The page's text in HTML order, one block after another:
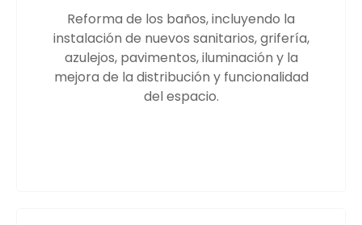
Reforma de los baños, incluyendo la
instalación de nuevos sanitarios, grifería,
azulejos, pavimentos, iluminación y la
mejora de la distribución y funcionalidad
del espacio.